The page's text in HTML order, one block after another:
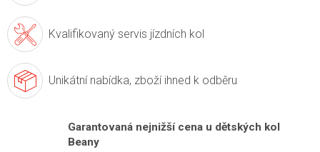
Kvalifikovaný servis jízdních kol
Unikátní nabídka, zboží ihned k odběru
Garantovaná nejnižší cena u dětských kol
Beany